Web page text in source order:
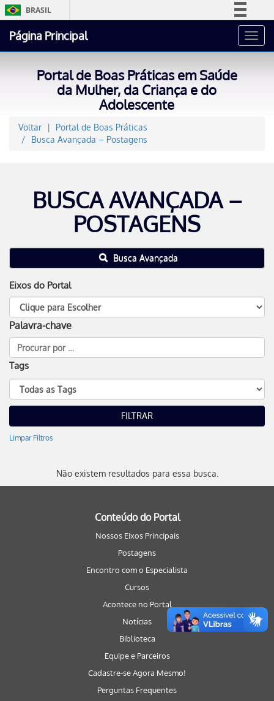
BRASIL
Acesso à informação
Página Principal
Portal de Boas Práticas em Saúde
da Mulher, da Criança e do
Adolescente
Voltar
Portal de Boas Práticas
Busca Avançada – Postagens
BUSCA AVANÇADA –
POSTAGENS
Busca Avançada
Eixos do Portal
Palavra-chave
Tags
Limpar Filtros
Não existem resultados para essa busca.
Conteúdo do Portal
Nossos Eixos Principais
Postagens
Encontro com o Especialista
Cursos
Acontece no Portal
Notícias
Biblioteca
Equipe e Parceiros
Cadastre-se Agora Mesmo!
Perguntas Frequentes